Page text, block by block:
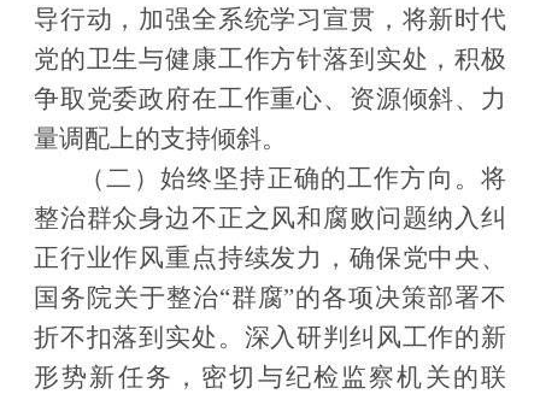
导行动，加强全系统学习宣贯，将新时代
党的卫生与健康工作方针落到实处，积极
争取党委政府在工作重心、资源倾斜、力
量调配上的支持倾斜。
（二）始终坚持正确的工作方向。将
整治群众身边不正之风和腐败问题纳入纠
正行业作风重点持续发力，确保党中央、
国务院关于整治“群腐”的各项决策部署不
折不扣落到实处。深入研判纠风工作的新
形势新任务，密切与纪检监察机关的联